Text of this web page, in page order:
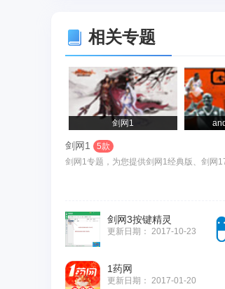
相关专题
剑网1
剑网1
5款
剑网1专题，为您提供剑网1经典版、剑网
剑网3按键精灵
更新日期： 2017-10-23
1药网
更新日期： 2017-01-20